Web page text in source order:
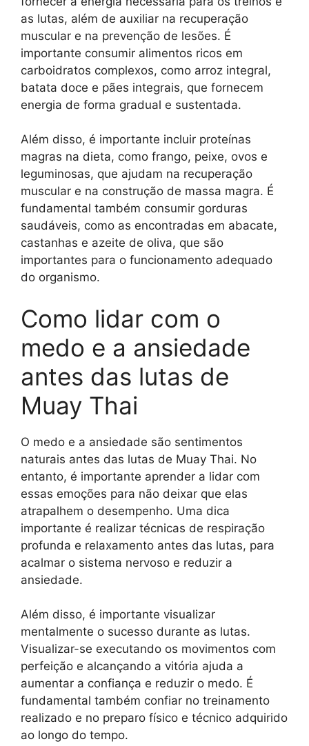
as lutas, além de auxiliar na recuperação
muscular e na prevenção de lesões. É
importante consumir alimentos ricos em
carboidratos complexos, como arroz integral,
batata doce e pães integrais, que fornecem
energia de forma gradual e sustentada.
Além disso, é importante incluir proteínas
magras na dieta, como frango, peixe, ovos e
leguminosas, que ajudam na recuperação
muscular e na construção de massa magra. É
fundamental também consumir gorduras
saudáveis, como as encontradas em abacate,
castanhas e azeite de oliva, que são
importantes para o funcionamento adequado
do organismo.
Como lidar com o
medo e a ansiedade
antes das lutas de
Muay Thai
O medo e a ansiedade são sentimentos
naturais antes das lutas de Muay Thai. No
entanto, é importante aprender a lidar com
essas emoções para não deixar que elas
atrapalhem o desempenho. Uma dica
importante é realizar técnicas de respiração
profunda e relaxamento antes das lutas, para
acalmar o sistema nervoso e reduzir a
ansiedade.
Além disso, é importante visualizar
mentalmente o sucesso durante as lutas.
Visualizar-se executando os movimentos com
perfeição e alcançando a vitória ajuda a
aumentar a confiança e reduzir o medo. É
fundamental também confiar no treinamento
realizado e no preparo físico e técnico adquirido
ao longo do tempo.